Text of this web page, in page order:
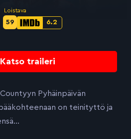
Katso traileri
Loistava
IMDb-
6.2
Metascore-
59
Pyhäinpäivän
on teinityttö ja